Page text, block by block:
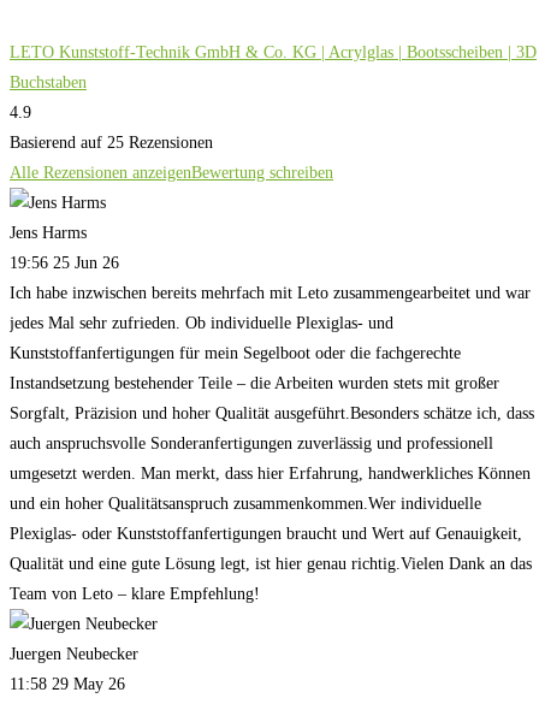
LETO Kunststoff-Technik GmbH & Co. KG | Acrylglas | Bootsscheiben | 3D
Buchstaben
4.9
Basierend auf 25 Rezensionen
Alle Rezensionen anzeigenBewertung schreiben
Jens Harms
19:56 25 Jun 26
Ich habe inzwischen bereits mehrfach mit Leto zusammengearbeitet und war
jedes Mal sehr zufrieden. Ob individuelle Plexiglas- und
Kunststoffanfertigungen für mein Segelboot oder die fachgerechte
Instandsetzung bestehender Teile – die Arbeiten wurden stets mit großer
Sorgfalt, Präzision und hoher Qualität ausgeführt.Besonders schätze ich, dass
auch anspruchsvolle Sonderanfertigungen zuverlässig und professionell
umgesetzt werden. Man merkt, dass hier Erfahrung, handwerkliches Können
und ein hoher Qualitätsanspruch zusammenkommen.Wer individuelle
Plexiglas- oder Kunststoffanfertigungen braucht und Wert auf Genauigkeit,
Qualität und eine gute Lösung legt, ist hier genau richtig.Vielen Dank an das
Team von Leto – klare Empfehlung!
Juergen Neubecker
11:58 29 May 26